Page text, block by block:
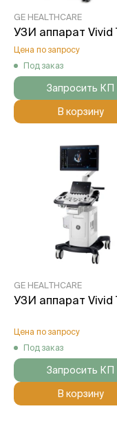
GE HEALTHCARE
УЗИ аппарат Vivid
Цена по запросу
Под заказ
Запросить КП
В корзину
GE HEALTHCARE
УЗИ аппарат Vivid
Цена по запросу
Под заказ
Запросить КП
В корзину